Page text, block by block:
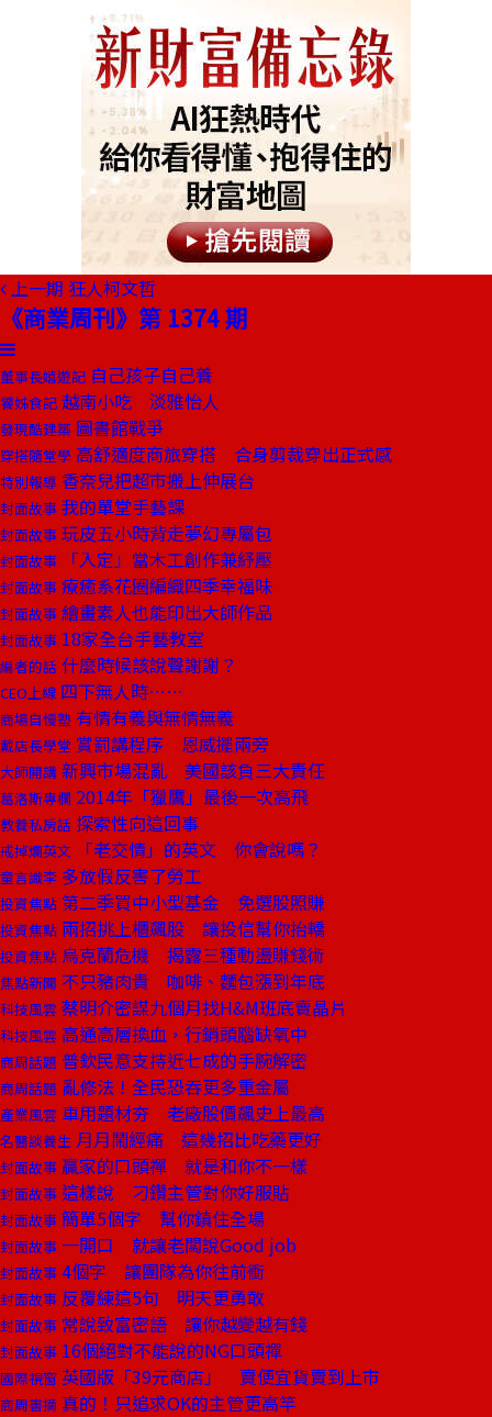
上一期 狂人柯文哲
《商業周刊》第 1374 期
董事長嬉遊記 自己孩子自己養
饕姊食記 越南小吃 淡雅怡人
發現酷建築 圖書館戰爭
穿搭隨堂學 高舒適度商旅穿搭 合身剪裁穿出正式感
特別報導 香奈兒把超市搬上伸展台
封面故事 我的單堂手藝課
封面故事 玩皮五小時背走夢幻專屬包
封面故事 「入定」當木工創作兼紓壓
封面故事 療癒系花圈編織四季幸福味
封面故事 繪畫素人也能印出大師作品
封面故事 18家全台手藝教室
編者的話 什麼時候該說聲謝謝？
CEO上線 四下無人時……
商場自慢塾 有情有義與無情無義
戴店長學堂 賞罰講程序 恩威擺兩旁
大師開講 新興市場混亂 美國該負三大責任
葛洛斯專欄 2014年「獵鷹」最後一次高飛
教養私房話 探索性向這回事
戒掉爛英文 「老交情」的英文 你會說嗎？
童言識李 多放假反害了勞工
投資焦點 第二季買中小型基金 免選股照賺
投資焦點 兩招挑上櫃飆股 讓投信幫你抬轎
投資焦點 烏克蘭危機 揭露三種動盪賺錢術
焦點新聞 不只豬肉貴 咖啡、麵包漲到年底
科技風雲 蔡明介密謀九個月找H&M班底賣晶片
科技風雲 高通高層換血，行銷頭腦缺氧中
商周話題 普欽民意支持近七成的手腕解密
商周話題 亂修法！全民恐吞更多重金屬
產業風雲 車用題材夯 老廠股價飆史上最高
名醫談養生 月月鬧經痛 這幾招比吃藥更好
封面故事 贏家的口頭禪 就是和你不一樣
封面故事 這樣說 刁鑽主管對你好服貼
封面故事 簡單5個字 幫你鎮住全場
封面故事 一開口 就讓老闆說Good job
封面故事 4個字 讓團隊為你往前衝
封面故事 反覆練這5句 明天更勇敢
封面故事 常說致富密語 讓你越變越有錢
封面故事 16個絕對不能說的NG口頭禪
國際視窗 英國版「39元商店」 賣便宜貨賣到上市
商周書摘 真的！只追求OK的主管更高竿